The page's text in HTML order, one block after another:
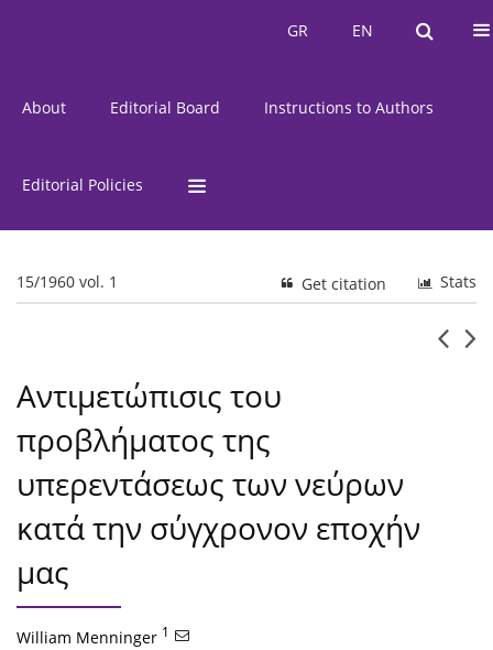
EN
GR EN
GR
About Editorial Board Instructions to Authors
Editorial Policies
15/1960 vol. 1 Stats
Get citation
Αντιμετώπισις του
προβλήματος της
υπερεντάσεως των νεύρων
κατά την σύγχρονον εποχήν
μας
William Menninger 1